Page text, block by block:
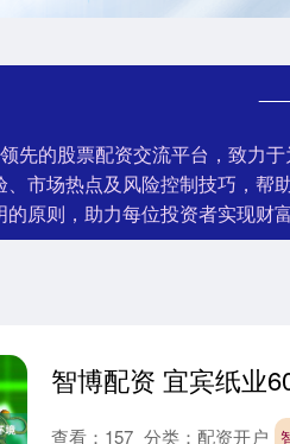
先的股票配资交流平台，致力
市场热点及风险控制技巧，帮
原则，助力每位投资者实现财
查看： 157 分类： 配资开户